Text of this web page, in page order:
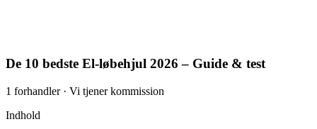
De 10 bedste El-løbehjul 2026 – Guide & test
1 forhandler · Vi tjener kommission
Indhold